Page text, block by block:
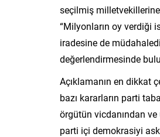
seçilmiş
“Milyonların oy verdiği
iradesine de
değerlendirmesinde
Açıklamanın en dikkat
bazı kararların parti
örgütün vicdanından
parti içi demokrasiyi